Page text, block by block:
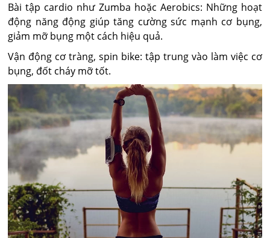
Bài tập cardio như Zumba hoặc Aerobics: Những hoạt
động năng động giúp tăng cường sức mạnh cơ bụng,
giảm mỡ bụng một cách hiệu quả.
Vận động cơ tràng, spin bike: tập trung vào làm việc cơ
bụng, đốt cháy mỡ tốt.